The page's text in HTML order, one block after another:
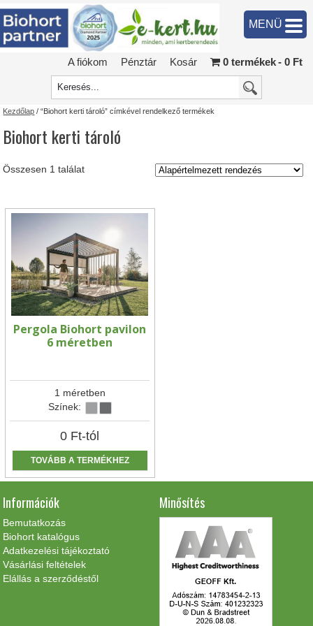
A fiókom Pénztár Kosár 0 termékek 0 Ft
MENÜ
Kezdőlap / “Biohort kerti tároló” címkével rendelkező termékek
Biohort kerti tároló
Összesen 1 találat
Pergola Biohort pavilon
6 méretben
1 méretben
Színek:
0 Ft-tól
TOVÁBB A TERMÉKHEZ
Információk
Bemutatkozás
Biohort katalógus
Adatkezelési tájékoztató
Vásárlási feltételek
Elállás a szerződéstől
Minősítés